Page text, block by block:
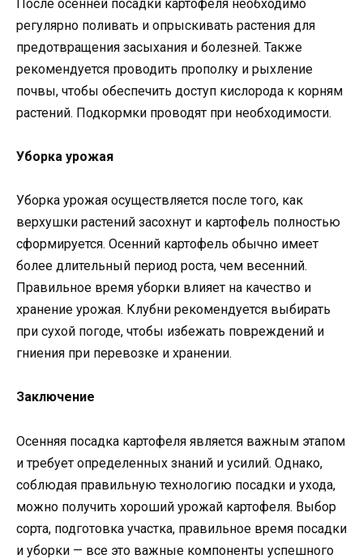
После осенней посадки картофеля необходимо
регулярно поливать и опрыскивать растения для
предотвращения засыхания и болезней. Также
рекомендуется проводить прополку и рыхление
почвы, чтобы обеспечить доступ кислорода к корням
растений. Подкормки проводят при необходимости.
Уборка урожая
Уборка урожая осуществляется после того, как
верхушки растений засохнут и картофель полностью
сформируется. Осенний картофель обычно имеет
более длительный период роста, чем весенний.
Правильное время уборки влияет на качество и
хранение урожая. Клубни рекомендуется выбирать
при сухой погоде, чтобы избежать повреждений и
гниения при перевозке и хранении.
Заключение
Осенняя посадка картофеля является важным этапом
и требует определенных знаний и усилий. Однако,
соблюдая правильную технологию посадки и ухода,
можно получить хороший урожай картофеля. Выбор
сорта, подготовка участка, правильное время посадки
и уборки — все это важные компоненты успешного